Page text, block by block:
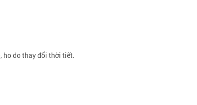
ho do thay đổi thời tiết.